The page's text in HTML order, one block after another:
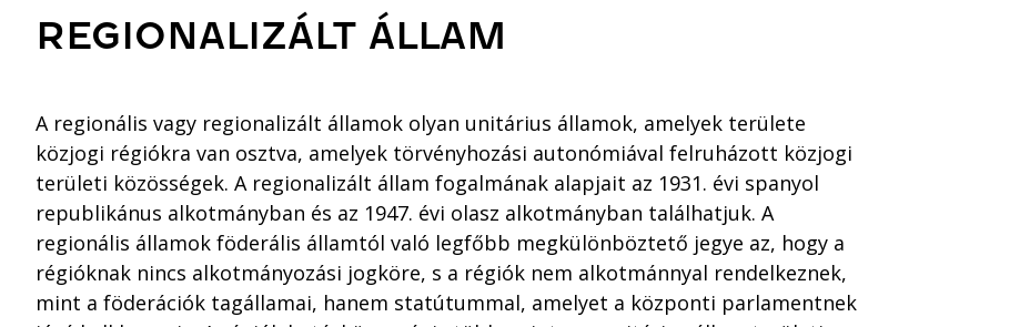
REGIONALIZÁLT ÁLLAM
A regionális vagy regionalizált államok olyan unitárius államok, amelyek területe
közjogi régiókra van osztva, amelyek törvényhozási autonómiával felruházott közjogi
területi közösségek. A regionalizált állam fogalmának alapjait az 1931. évi spanyol
republikánus alkotmányban és az 1947. évi olasz alkotmányban találhatjuk. A
regionális államok föderális államtól való legfőbb megkülönböztető jegye az, hogy a
régióknak nincs alkotmányozási jogköre, s a régiók nem alkotmánnyal rendelkeznek,
mint a föderációk tagállamai, hanem statútummal, amelyet a központi parlamentnek